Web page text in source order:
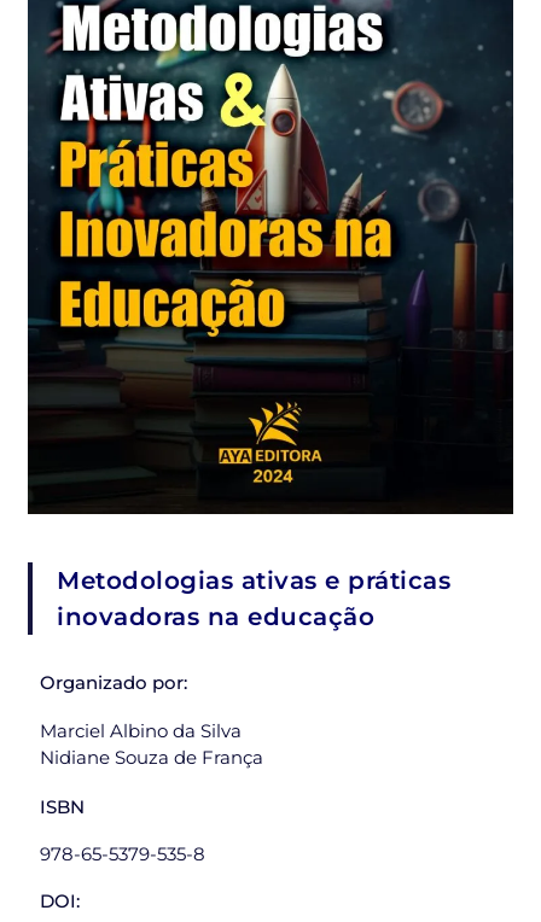
Metodologias ativas e práticas
inovadoras na educação
Organizado por:
Marciel Albino da Silva
Nidiane Souza de França
ISBN
978-65-5379-535-8
DOI: